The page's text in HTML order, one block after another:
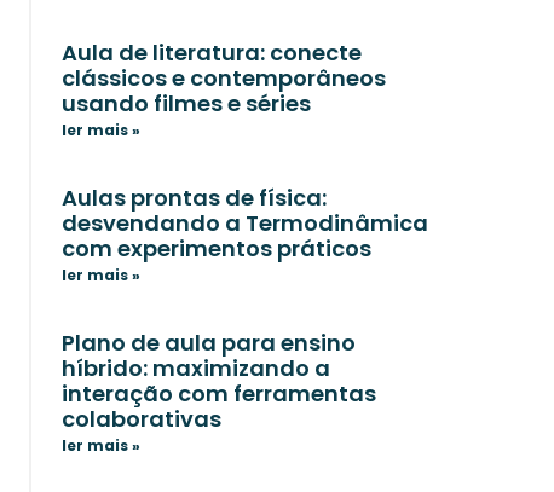
Aula de literatura: conecte
clássicos e contemporâneos
usando filmes e séries
ler mais »
Aulas prontas de física:
desvendando a Termodinâmica
com experimentos práticos
ler mais »
Plano de aula para ensino
híbrido: maximizando a
interação com ferramentas
colaborativas
ler mais »